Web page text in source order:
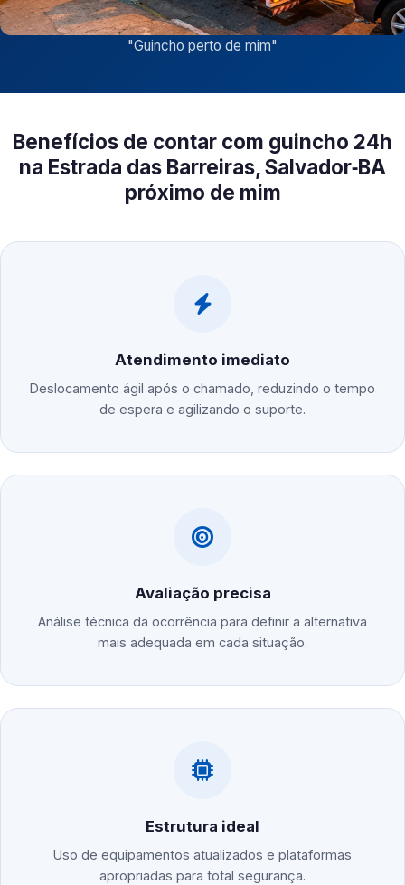
"Guincho perto de mim"
Benefícios de contar com guincho 24h
na Estrada das Barreiras, Salvador‑BA
próximo de mim
Atendimento imediato
Deslocamento ágil após o chamado, reduzindo o tempo
de espera e agilizando o suporte.
Avaliação precisa
Análise técnica da ocorrência para definir a alternativa
mais adequada em cada situação.
Estrutura ideal
Uso de equipamentos atualizados e plataformas
apropriadas para total segurança.